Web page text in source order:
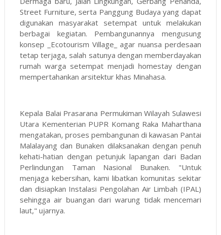
Street Furniture, serta Panggung Budaya yang dapat
digunakan masyarakat setempat untuk melakukan
berbagai kegiatan. Pembangunannya mengusung
konsep _Ecotourism Village_ agar nuansa perdesaan
tetap terjaga, salah satunya dengan memberdayakan
rumah warga setempat menjadi homestay dengan
mempertahankan arsitektur khas Minahasa.
Kepala Balai Prasarana Permukiman Wilayah Sulawesi
Utara Kementerian PUPR Komang Raka Maharthana
mengatakan, proses pembangunan di kawasan Pantai
Malalayang dan Bunaken dilaksanakan dengan penuh
kehati-hatian dengan petunjuk lapangan dari Badan
Perlindungan Taman Nasional Bunaken. "Untuk
menjaga kebersihan, kami libatkan komunitas sekitar
dan disiapkan Instalasi Pengolahan Air Limbah (IPAL)
sehingga air buangan dari warung tidak mencemari
laut," ujarnya.